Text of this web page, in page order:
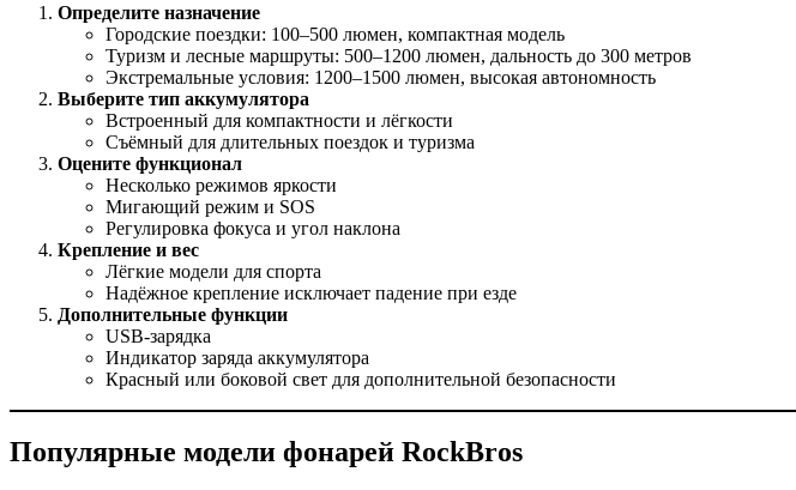
Определите назначение
Городские поездки: 100–500 люмен, компактная модель
Туризм и лесные маршруты: 500–1200 люмен, дальность до 300 метров
Экстремальные условия: 1200–1500 люмен, высокая автономность
Выберите тип аккумулятора
Встроенный для компактности и лёгкости
Съёмный для длительных поездок и туризма
Оцените функционал
Несколько режимов яркости
Мигающий режим и SOS
Регулировка фокуса и угол наклона
Крепление и вес
Лёгкие модели для спорта
Надёжное крепление исключает падение при езде
Дополнительные функции
USB-зарядка
Индикатор заряда аккумулятора
Красный или боковой свет для дополнительной безопасности
Популярные модели фонарей RockBros